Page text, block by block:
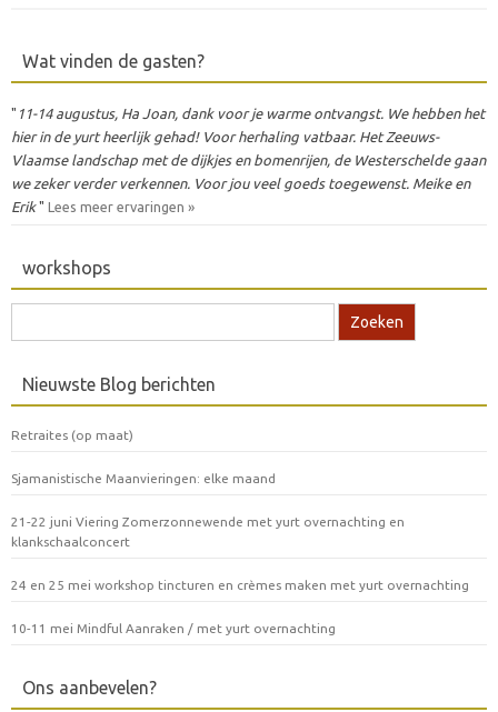
Wat vinden de gasten?
" 11-14 augustus, Ha Joan, dank voor je warme ontvangst. We hebben het
hier in de yurt heerlijk gehad! Voor herhaling vatbaar. Het Zeeuws-
Vlaamse landschap met de dijkjes en bomenrijen, de Westerschelde gaan
we zeker verder verkennen. Voor jou veel goeds toegewenst. Meike en
Erik" Lees meer ervaringen »
workshops
Nieuwste Blog berichten
Retraites (op maat)
Sjamanistische Maanvieringen: elke maand
21-22 juni Viering Zomerzonnewende met yurt overnachting en
klankschaalconcert
24 en 25 mei workshop tincturen en crèmes maken met yurt overnachting
10-11 mei Mindful Aanraken / met yurt overnachting
Ons aanbevelen?